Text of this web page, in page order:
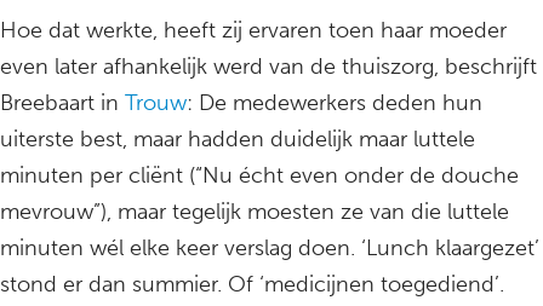
Hoe dat werkte, heeft zij ervaren toen haar moeder
even later afhankelijk werd van de thuiszorg, beschrijft
Breebaart in Trouw: De medewerkers deden hun
uiterste best, maar hadden duidelijk maar luttele
minuten per cliënt (“Nu écht even onder de douche
mevrouw”), maar tegelijk moesten ze van die luttele
minuten wél elke keer verslag doen. ‘Lunch klaargezet’
stond er dan summier. Of ‘medicijnen toegediend’.